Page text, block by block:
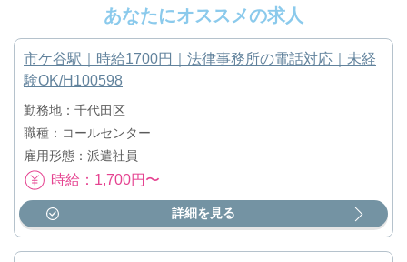
あなたにオススメの求人
市ケ谷駅｜時給1700円｜法律事務所の電話対応｜未経
験OK/H100598
勤務地：千代田区
職種：コールセンター
雇用形態：派遣社員
時給：1,700円〜
詳細を見る